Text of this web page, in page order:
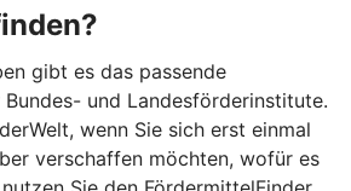
gibt es das passende
und Landesförderinstitute.
wenn Sie sich erst einmal
verschaffen möchten, wofür es